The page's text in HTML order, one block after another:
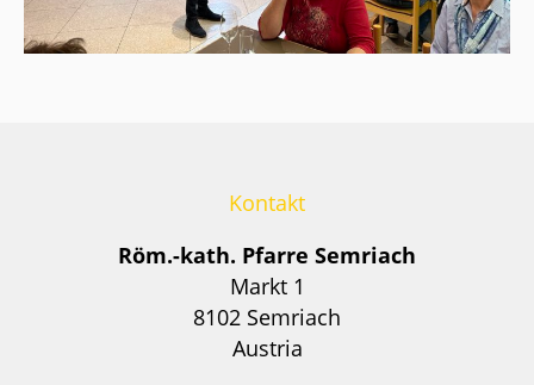
Kontakt
Röm.-kath. Pfarre Semriach
Markt 1
8102 Semriach
Austria